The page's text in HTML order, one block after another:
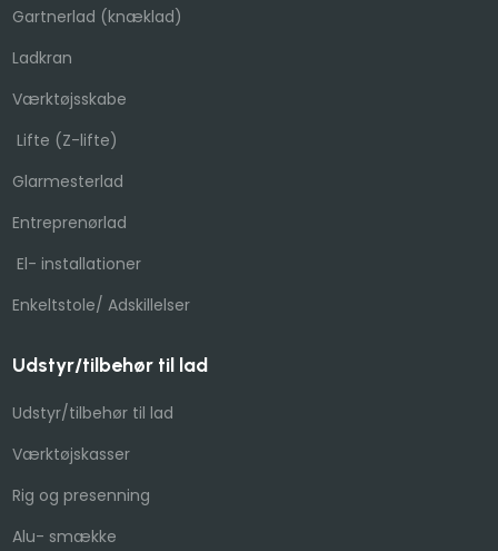
Gartnerlad (knæklad)​
Ladkran
Værktøjsskabe
Lifte (Z-lifte)​
Glarmesterlad
Entreprenørlad
El- installationer
Enkeltstole/ Adskillelser​
Udstyr/tilbehør til lad
Udstyr/tilbehør til lad
Værktøjskasser
​Rig og presenning​
Alu- smække